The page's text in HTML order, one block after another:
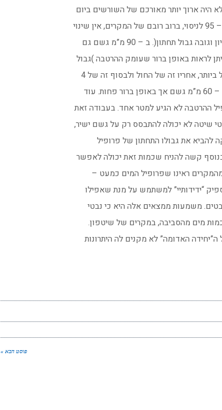
תחתון(. ב – 90 מ”מ גשם גם
אחריו זה של החול ולבסוף זה של 4
ההרטבה לא הגיע למטר אחד. בעבודה זאת
שיטה לא יכולה להתבסס רק על גשם ישיר,
קשה להניח שכמות זאת יכולה לאפשר
ראינו שפרופיל המים כמעט –
“ידידותיי” למשתמש על מנת שאפילו
מים מהסביבה, במקרים של שיטפון.
ה”יחידה האדומה” לא מקנים לה היתרונות
פוסט הבא »